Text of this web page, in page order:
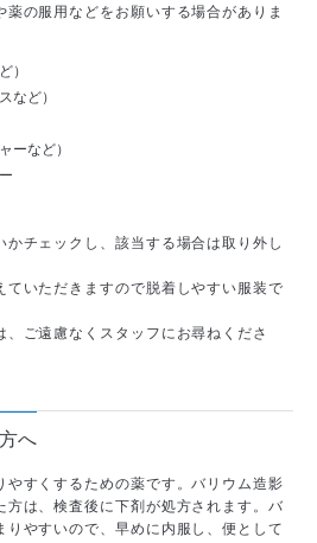
薬の服用などをお願いする場合がありま
）
など）
ーなど）
チェックし、該当する場合は取り外し
いただきますので脱着しやすい服装で
ご遠慮なくスタッフにお尋ねくださ
へ
やすくするための薬です。バリウム造影
方は、検査後に下剤が処方されます。バ
りやすいので、早めに内服し、便として